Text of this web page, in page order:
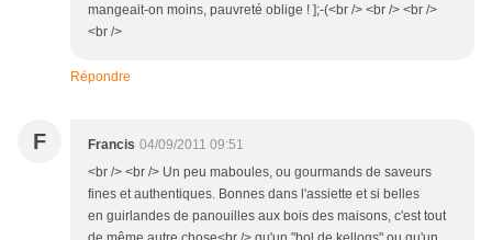
mangeait-on moins, pauvreté oblige ! ];-(<br /> <br /> <br />
<br />
Répondre
F Francis 04/09/2011 09:51
<br /> <br /> Un peu maboules, ou gourmands de saveurs
fines et authentiques. Bonnes dans l'assiette et si belles
en guirlandes de panouilles aux bois des maisons, c'est tout